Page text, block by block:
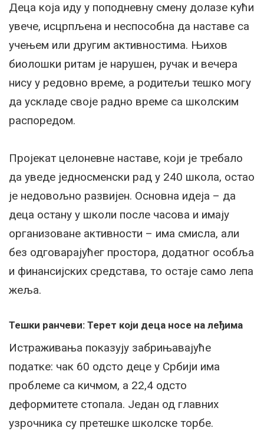
Деца која иду у поподневну смену долазе кући
увече, исцрпљена и неспособна да наставе са
учењем или другим активностима. Њихов
биолошки ритам је нарушен, ручак и вечера
нису у редовно време, а родитељи тешко могу
да ускладе своје радно време са школским
распоредом.
Пројекат целоневне наставе, који је требало
да уведе једносменски рад у 240 школа, остао
је недовољно развијен. Основна идеја – да
деца остану у школи после часова и имају
организоване активности – има смисла, али
без одговарајућег простора, додатног особља
и финансијских средстава, то остаје само лепа
жеља.
Тешки ранчеви: Терет који деца носе на леђима
Истраживања показују забрињавајуће
податке: чак 60 одсто деце у Србији има
проблеме са кичмом, а 22,4 одсто
деформитете стопала. Један од главних
узрочника су претешке школске торбе.